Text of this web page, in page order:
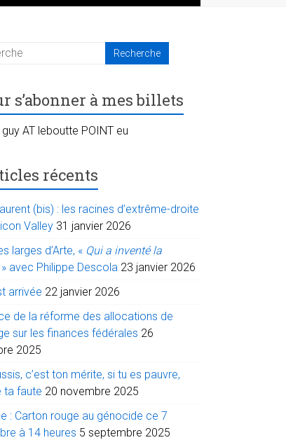
s’abonner à mes billets
AT leboutte POINT eu
récents
(bis) : les racines d’extrême-droite
Valley 31 janvier 2026
larges d’Arte, « Qui a inventé la
avec Philippe Descola 23 janvier 2026
arrivée 22 janvier 2026
de la réforme des allocations de
sur les finances fédérales 26
2025
c’est ton mérite, si tu es pauvre,
ta faute 20 novembre 2025
: Carton rouge au génocide ce 7
à 14 heures 5 septembre 2025